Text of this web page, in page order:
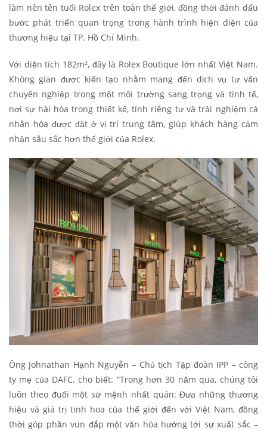
làm nên tên tuổi Rolex trên toàn thế giới, đồng thời đánh dấu
bước phát triển quan trọng trong hành trình hiện diện của
thương hiệu tại TP. Hồ Chí Minh.
Với diện tích 182m², đây là Rolex Boutique lớn nhất Việt Nam.
Không gian được kiến tạo nhằm mang đến dịch vụ tư vấn
chuyên nghiệp trong một môi trường sang trọng và tinh tế,
nơi sự hài hòa trong thiết kế, tính riêng tư và trải nghiệm cá
nhân hóa được đặt ở vị trí trung tâm, giúp khách hàng cảm
nhận sâu sắc hơn thế giới của Rolex.
Ông Johnathan Hạnh Nguyễn – Chủ tịch Tập đoàn IPP – công
ty mẹ của DAFC, cho biết: “Trong hơn 30 năm qua, chúng tôi
luôn theo đuổi một sứ mệnh nhất quán: Đưa những thương
hiệu và giá trị tinh hoa của thế giới đến với Việt Nam, đồng
thời góp phần vun đắp một văn hóa hướng tới sự xuất sắc –